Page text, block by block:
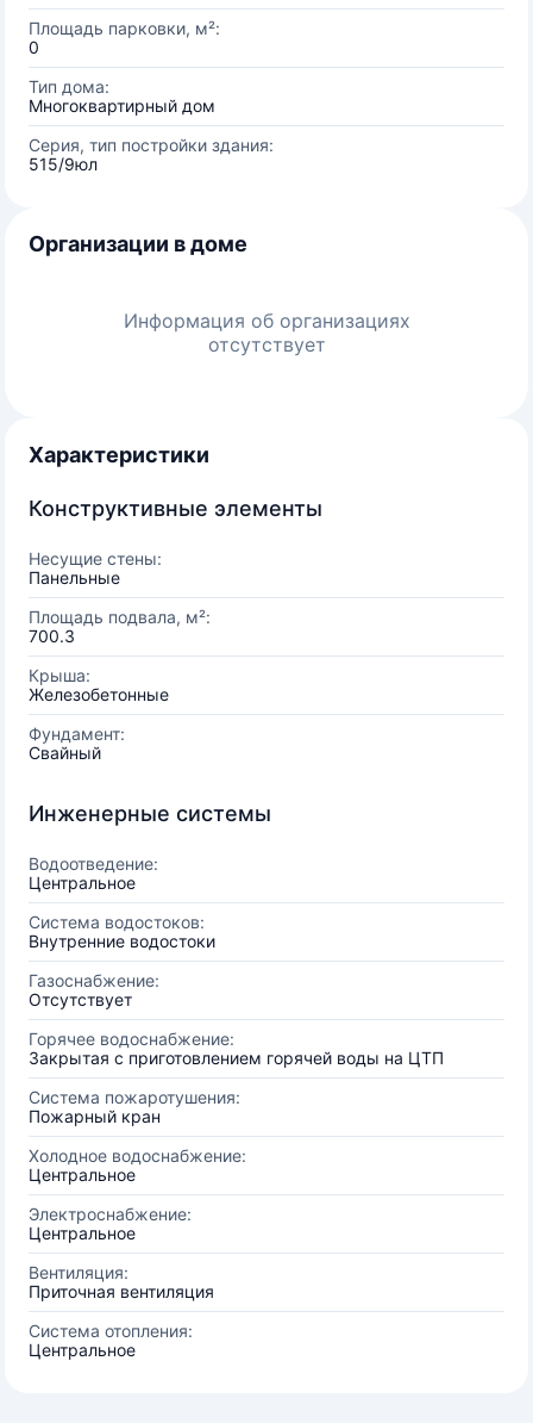
Площадь парковки, м²:
0
Тип дома:
Многоквартирный дом
Серия, тип постройки здания:
515/9юл
Организации в доме
Информация об организациях
отсутствует
Характеристики
Конструктивные элементы
Несущие стены:
Панельные
Площадь подвала, м²:
700.3
Крыша:
Железобетонные
Фундамент:
Свайный
Инженерные системы
Водоотведение:
Центральное
Система водостоков:
Внутренние водостоки
Газоснабжение:
Отсутствует
Горячее водоснабжение:
Закрытая с приготовлением горячей воды на ЦТП
Система пожаротушения:
Пожарный кран
Холодное водоснабжение:
Центральное
Электроснабжение:
Центральное
Вентиляция:
Приточная вентиляция
Система отопления:
Центральное